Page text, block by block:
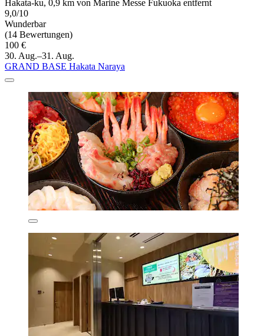
Hakata-ku, 0,9 km von Marine Messe Fukuoka entfernt
9,0/10
Wunderbar
(14 Bewertungen)
100 €
30. Aug.–31. Aug.
GRAND BASE Hakata Naraya